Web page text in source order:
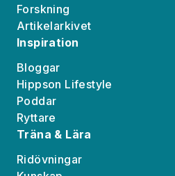
Forskning
Artikelarkivet
Inspiration
Bloggar
Hippson Lifestyle
Poddar
Ryttare
Träna & Lära
Ridövningar